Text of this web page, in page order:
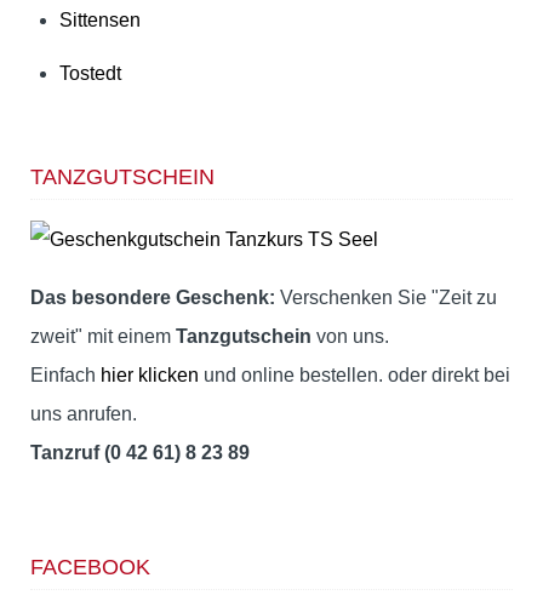
Sittensen
Tostedt
TANZGUTSCHEIN
Das besondere Geschenk: Verschenken Sie "Zeit zu
zweit" mit einem Tanzgutschein von uns.
Einfach hier klicken und online bestellen. oder direkt bei
uns anrufen.
Tanzruf (0 42 61) 8 23 89
FACEBOOK